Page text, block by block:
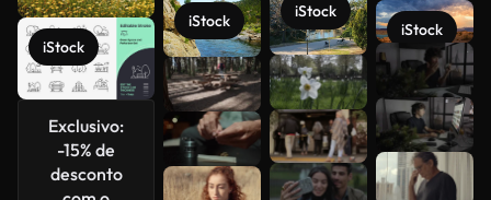
iStock
Exclusivo:
-15% de
desconto
iStock
iStock
iStock
Veja mais